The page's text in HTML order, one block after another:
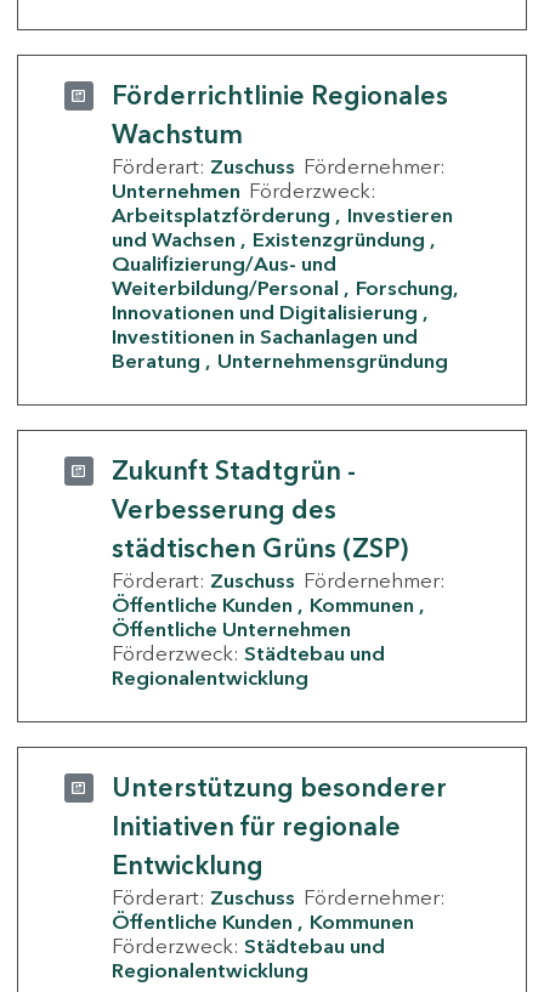
Förderrichtlinie Regionales
Wachstum
Förderart: Zuschuss Fördernehmer:
Unternehmen Förderzweck:
Arbeitsplatzförderung
Investieren
und Wachsen
Existenzgründung
Qualifizierung/Aus- und
Weiterbildung/Personal
Forschung,
Innovationen und Digitalisierung
Investitionen in Sachanlagen und
Beratung
Unternehmensgründung
Zukunft Stadtgrün -
Verbesserung des
städtischen Grüns (ZSP)
Förderart: Zuschuss Fördernehmer:
Öffentliche Kunden
Kommunen
Öffentliche Unternehmen
Förderzweck: Städtebau und
Regionalentwicklung
Unterstützung besonderer
Initiativen für regionale
Entwicklung
Förderart: Zuschuss Fördernehmer:
Öffentliche Kunden
Kommunen
Förderzweck: Städtebau und
Regionalentwicklung